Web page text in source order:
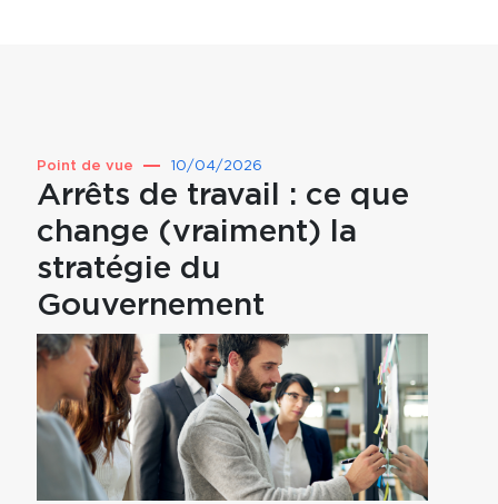
Point de vue 10/04/2026
Arrêts de travail : ce que
change (vraiment) la
stratégie du
Gouvernement